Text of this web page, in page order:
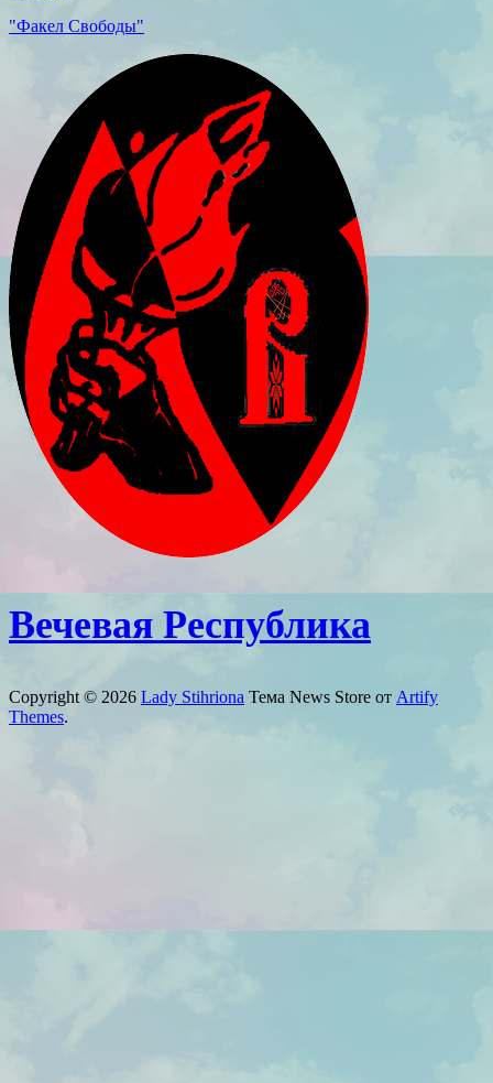
"Факел Свободы"
Вечевая Республика
Copyright © 2026 Lady Stihriona Тема News Store от Artify
Themes.